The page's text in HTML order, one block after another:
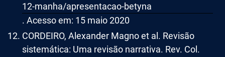
12-manha/apresentacao-betyna
. Acesso em: 15 maio 2020
CORDEIRO, Alexander Magno et al. Revisão
sistemática: Uma revisão narrativa. Rev. Col.